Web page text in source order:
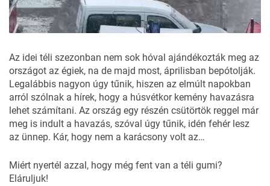
Az idei téli szezonban nem sok hóval ajándékozták meg az
országot az égiek, na de majd most, áprilisban bepótolják.
Legalábbis nagyon úgy tűnik, hiszen az elmúlt napokban
arról szólnak a hírek, hogy a húsvétkor kemény havazásra
lehet számítani. Az ország egy részén csütörtök reggel már
meg is indult a havazás, szóval úgy tűnik, idén fehér lesz
az ünnep. Kár, hogy nem a karácsony volt az…
Miért nyertél azzal, hogy még fent van a téli gumi?
Eláruljuk!